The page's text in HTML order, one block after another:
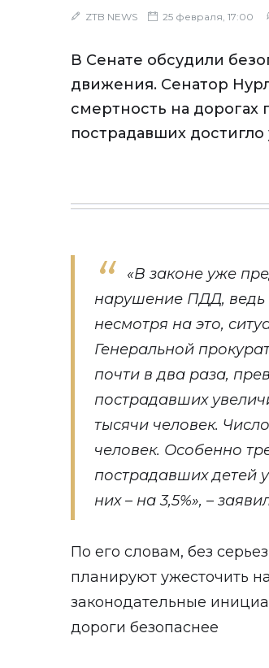
ZTB NEWS 25 февраля, 17:00
В Сенате обсудили
движения. Сенатор
смертность на дорогах
пострадавших
«В законе уже
нарушение ПДД, ведь
несмотря на это,
Генеральной
почти в два раза,
пострадавших
тысячи человек.
человек. Особенно
пострадавших детей
них – на 3,5%», –
По его словам, без
планируют ужесточить
законодательные
дороги безопаснее